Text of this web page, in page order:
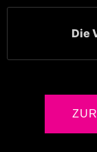
Die